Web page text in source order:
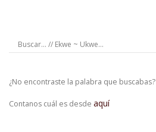
¿No encontraste la palabra que buscabas?
Contanos cuál es desde aquí